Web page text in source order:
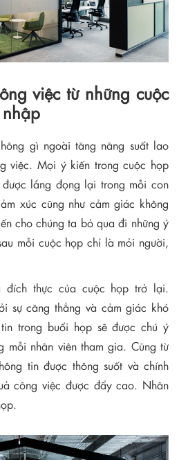
việc từ những cuộc
gì ngoài tăng năng suất lao
việc. Mọi ý kiến trong cuộc họp
lắng đọng lại trong mỗi con
xúc cũng như cảm giác không
cho chúng ta bỏ qua đi những ý
mỗi cuộc họp chỉ là mỏi người,
đích thực của cuộc họp trở lại.
sự căng thẳng và cảm giác khó
trong buổi họp sẽ được chú ý
mỗi nhân viên tham gia. Cũng từ
tin được thông suốt và chính
công việc được đẩy cao. Nhân